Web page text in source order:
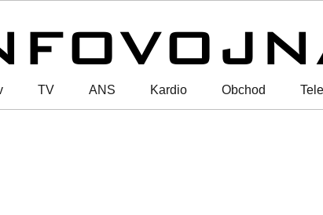
TV ANS Kardio Obchod